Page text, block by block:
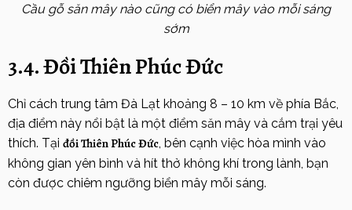
Cầu gỗ săn mây nào cũng có biển mây vào mỗi sáng
sớm
3.4. Đồi Thiên Phúc Đức
Chỉ cách trung tâm Đà Lạt khoảng 8 – 10 km về phía Bắc,
địa điểm này nổi bật là một điểm săn mây và cắm trại yêu
thích. Tại đồi Thiên Phúc Đức, bên cạnh việc hòa mình vào
không gian yên bình và hít thở không khí trong lành, bạn
còn được chiêm ngưỡng biển mây mỗi sáng.